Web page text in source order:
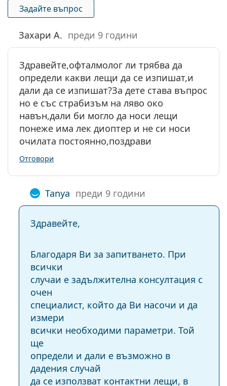
Задайте въпрос
Захари А. преди 9 години
Здравейте,офталмолог ли трябва да
определи какви лещи да се изпишат,и
дали да се изпишат?За дете става въпрос
но е със страбизъм на ляво око
навън,дали би могло да носи лещи
понеже има лек диоптер и не си носи
очилата постоянно,поздрави
Отговори
Tanya преди 9 години
Здравейте,
Благодаря Ви за запитването. При
всички
случаи е задължителна консултация с
очен
специалист, който да Ви насочи и да
измери
всички необходими параметри. Той
ще
определи и дали е възможно в
дадения случай
да се използват контактни лещи, в